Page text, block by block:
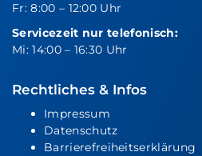
Fr: 8:00 – 12:00 Uhr
Servicezeit nur telefonisch:
Mi: 14:00 – 16:30 Uhr
Rechtliches & Infos
Impressum
Datenschutz
Barrierefreiheitserklärung